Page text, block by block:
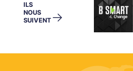
ILS
NOUS
SUIVENT →